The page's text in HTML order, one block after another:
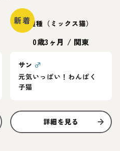
新着雑種（ミックス猫）
0歳3ヶ月 / 関東
サン ♂
元気いっぱい！わんぱく
子猫
詳細を見る